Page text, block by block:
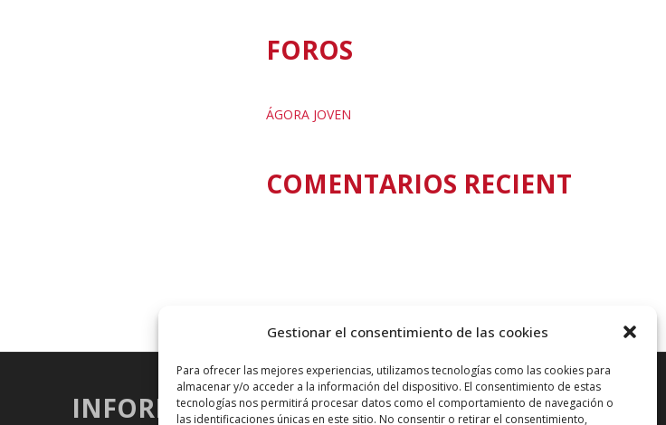
Gestionar el consentimiento de las cookies
Para ofrecer las mejores experiencias, utilizamos tecnologías como las cookies para
almacenar y/o acceder a la información del dispositivo. El consentimiento de estas
tecnologías nos permitirá procesar datos como el comportamiento de navegación o
las identificaciones únicas en este sitio. No consentir o retirar el consentimiento,
FOROS
ÁGORA JOVEN
COMENTARIOS RECIENTES
INFORMACIÓN